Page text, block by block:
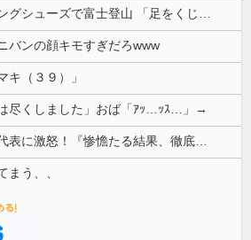
ドイツ人男性がランニングシューズで富士登山 「足をくじいて動けない」
バンの顔キモすぎだろwww
キ（３９）」
尽くしました」おば「ｱｯ…ｯｽ…」→
韓国人「安貞桓が韓国代表に激怒！『惨憺たる結果、徹底的な刷新が必要だ』と監督や協会を痛烈批判」
まう、、